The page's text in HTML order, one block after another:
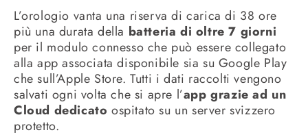
L’orologio vanta una riserva di carica di 38 ore
più una durata della batteria di oltre 7 giorni
per il modulo connesso che può essere collegato
alla app associata disponibile sia su Google Play
che sull’Apple Store. Tutti i dati raccolti vengono
salvati ogni volta che si apre l’app grazie ad un
Cloud dedicato ospitato su un server svizzero
protetto.